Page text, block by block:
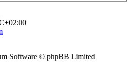
Software © phpBB Limited